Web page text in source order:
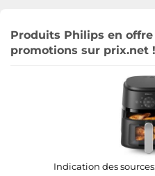
Produits Philips en
promotions sur prix.net !
Indication des sources: